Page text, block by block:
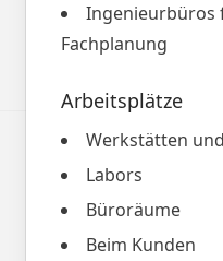
Ingenieurbüros
Fachplanung
Arbeitsplätze
Werkstätten
Labors
Büroräume
Beim Kunden